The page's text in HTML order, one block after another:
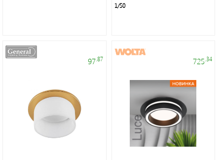
настольные
лампы,
1/50
97.87 725 .34